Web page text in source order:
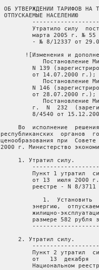
ОБ УТВЕРЖДЕНИИ ТАРИФОВ НА
ОТПУСКАЕМЫЕ НАСЕЛЕНИЮ
Утратило силу
марта 2005 г. №
- № 8/12337 от
![Изменения и
Постановление
N 139
         от 14.07.2000 г.);
Постановление
N 146
         от 28.07.2000 г.);
Постановление
г.  N  232
8/4540 от
Во  исполнение
республиканских  органов
ценообразования при
2000 г. Министерство
     1. Утратил силу.
Пункт 1 утратил
от 13  июля 2000
реестре - N 8/3711
1.  Установить
энергию,
жилищно-
размере 582 рубля
     2. Утратил силу.
Пункт 2 утратил
от   13  декабря
Национальном